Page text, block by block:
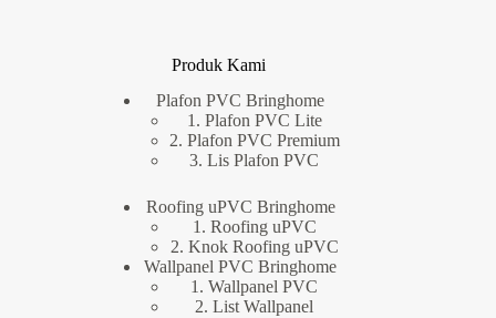
Produk Kami
Plafon PVC Bringhome
1. Plafon PVC Lite
2. Plafon PVC Premium
3. Lis Plafon PVC
Roofing uPVC Bringhome
1. Roofing uPVC
2. Knok Roofing uPVC
Wallpanel PVC Bringhome
1. Wallpanel PVC
2. List Wallpanel